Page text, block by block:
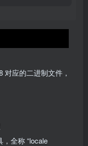
应的二进制文件，
全称 “locale